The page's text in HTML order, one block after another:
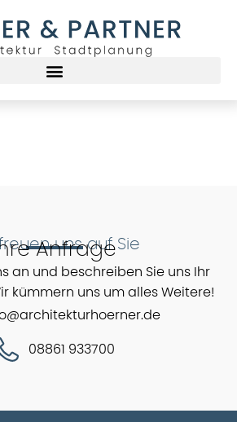
uns auf Sie
Ihre Anfrage
an und beschreiben Sie uns Ihr
kümmern uns um alles Weitere!
08861 933700